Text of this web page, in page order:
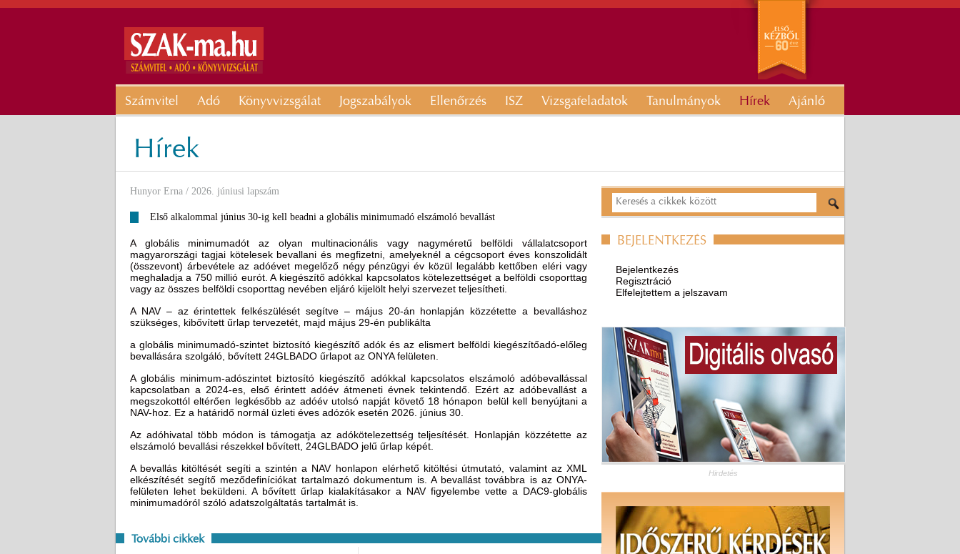
Számvitel Adó Könyvvizsgálat Jogszabályok Ellenőrzés ISZ Vizsgafeladatok Tanulmányok Hírek Ajánló
Hírek
Hunyor Erna / 2026. júniusi lapszám
Első alkalommal június 30-ig kell beadni a globális minimumadó elszámoló bevallást
A globális minimumadót az olyan multinacionális vagy nagyméretű belföldi vállalatcsoport
magyarországi tagjai kötelesek bevallani és megfizetni, amelyeknél a cégcsoport éves konszolidált
(összevont) árbevétele az adóévet megelőző négy pénzügyi év közül legalább kettőben eléri vagy
meghaladja a 750 millió eurót. A kiegészítő adókkal kapcsolatos kötelezettséget a belföldi csoporttag
vagy az összes belföldi csoporttag nevében eljáró kijelölt helyi szervezet teljesítheti.
A NAV – az érintettek felkészülését segítve – május 20-án honlapján közzétette a bevalláshoz
szükséges, kibővített űrlap tervezetét, majd május 29-én publikálta
a globális minimumadó-szintet biztosító kiegészítő adók és az elismert belföldi kiegészítőadó-előleg
bevallására szolgáló, bővített 24GLBADO űrlapot az ONYA felületen.
A globális minimum-adószintet biztosító kiegészítő adókkal kapcsolatos elszámoló adóbevallással
kapcsolatban a 2024-es, első érintett adóév átmeneti évnek tekintendő. Ezért az adóbevallást a
megszokottól eltérően legkésőbb az adóév utolsó napját követő 18 hónapon belül kell benyújtani a
NAV-hoz. Ez a határidő normál üzleti éves adózók esetén 2026. június 30.
Az adóhivatal több módon is támogatja az adókötelezettség teljesítését. Honlapján közzétette az
elszámoló bevallási részekkel bővített, 24GLBADO jelű űrlap képét.
A bevallás kitöltését segíti a szintén a NAV honlapon elérhető kitöltési útmutató, valamint az XML
elkészítését segítő meződefiníciókat tartalmazó dokumentum is. A bevallást továbbra is az ONYA-
felületen lehet beküldeni. A bővített űrlap kialakításakor a NAV figyelembe vette a DAC9-globális
minimumadóról szóló adatszolgáltatás tartalmát is.
További cikkek
BEJELENTKEZÉS
Bejelentkezés
Regisztráció
Elfelejtettem a jelszavam
Hirdetés